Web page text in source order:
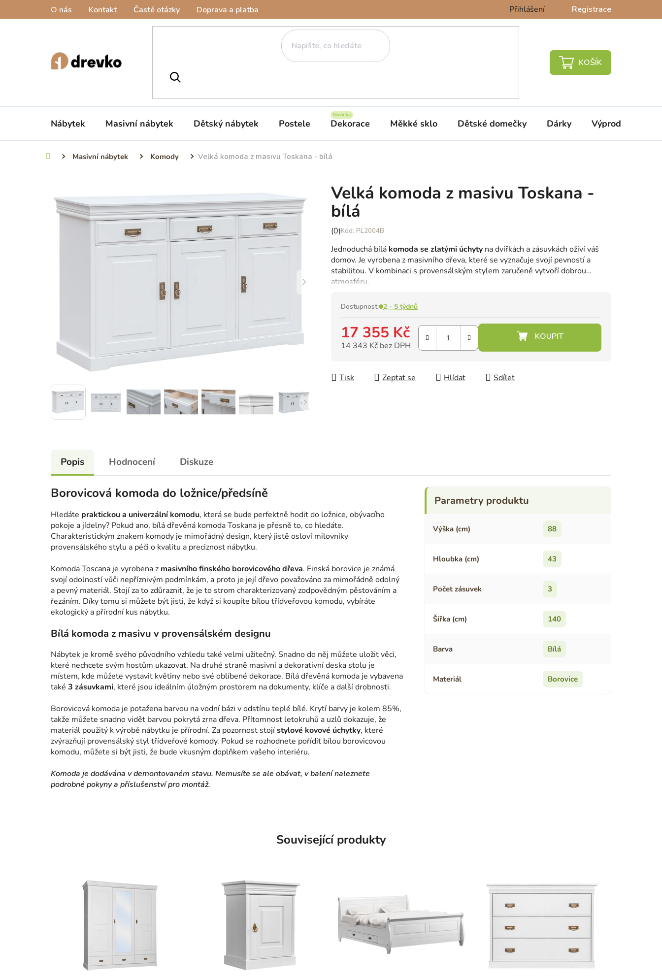
O nás Kontakt Časté otázky Doprava a platba Přihlášení Registrace
NÁKUPNÍ
Nábytek Masivní nábytek Dětský nábytek Postele Dekorace Měkké sklo Dětské domečky Dárky Výprodej %
Domů Masivní nábytek Komody Velká komoda z masivu Toskana - bílá
Velká komoda z masivu Toskana -
bílá
Průměrné
produktu
je
0,0
z
hvězdiček.
(0) PL2004B
Jednoduchá bílá komoda se zlatými úchyty na dvířkách a zásuvkách oživí váš
domov. Je vyrobena z masivního dřeva, které se vyznačuje svojí pevností a
stabilitou. V kombinaci s provensálským stylem zaručeně vytvoří dobrou
atmosféru.
Dostupnost: 2 - 5 týdnů
17 355 Kč
14 343 Kč bez DPH
Tisk
Zeptat se Hlídat Sdílet
Popis Hodnocení Diskuze
Borovicová komoda do ložnice/předsíně
Hledáte praktickou a univerzální komodu, která se bude perfektně hodit do ložnice, obývacího
pokoje a jídelny? Pokud ano, bílá dřevěná komoda Toskana je přesně to, co hledáte.
Charakteristickým znakem komody je mimořádný design, který jistě osloví milovníky
provensálského stylu a péči o kvalitu a preciznost nábytku.
Komoda Toscana je vyrobena z masivního finského borovicového dřeva. Finská borovice je známá
svojí odolností vůči nepříznivým podmínkám, a proto je její dřevo považováno za mimořádně odolný
a pevný materiál. Stojí za to zdůraznit, že je to strom charakterizovaný zodpovědným pěstováním a
řezáním. Díky tomu si můžete být jisti, že když si koupíte bílou třídveřovou komodu, vybíráte
ekologický a přírodní kus nábytku.
Bílá komoda z masivu v provensálském designu
Nábytek je kromě svého původního vzhledu také velmi užitečný. Snadno do něj můžete uložit věci,
které nechcete svým hostům ukazovat. Na druhé straně masivní a dekorativní deska stolu je
místem, kde můžete vystavit květiny nebo své oblíbené dekorace. Bílá dřevěná komoda je vybavena
také 3 zásuvkami, které jsou ideálním úložným prostorem na dokumenty, klíče a další drobnosti.
Borovicová komoda je potažena barvou na vodní bázi v odstínu teplé bílé. Krytí barvy je kolem 85%,
takže můžete snadno vidět barvou pokrytá zrna dřeva. Přítomnost letokruhů a uzlů dokazuje, že
materiál použitý k výrobě nábytku je přírodní. Za pozornost stojístylové kovové úchytky, které
zvýrazňují provensálský styl třídveřové komody. Pokud se rozhodnete pořídit bílou borovicovou
komodu, můžete si být jisti, že bude vkusným doplňkem vašeho interiéru.
Komoda je dodávána v demontovaném stavu. Nemusíte se ale obávat, v balení naleznete
podrobné pokyny a příslušenství pro montáž.
Výška (cm) 88
Hloubka (cm) 43
Počet zásuvek 3
Šířka (cm) 140
Barva Bílá
Materiál Borovice
Související produkty